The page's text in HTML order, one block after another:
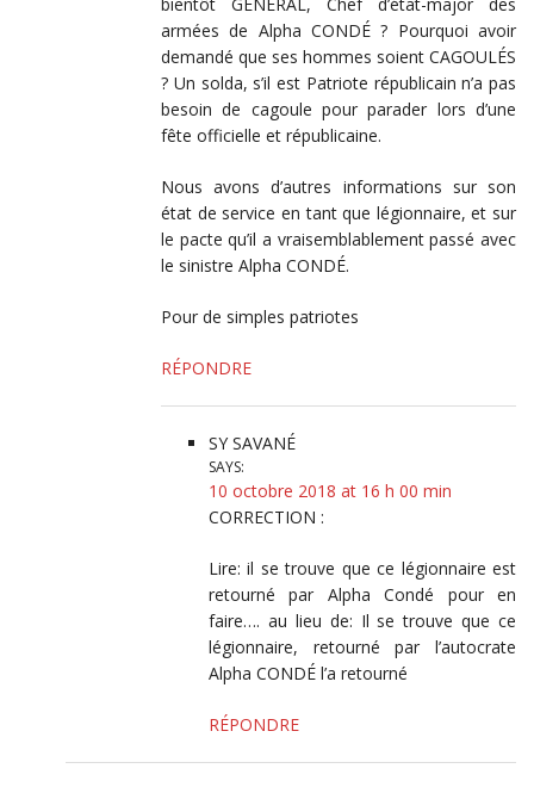
armées de Alpha CONDÉ ? Pourquoi avoir
demandé que ses hommes soient CAGOULÉS
? Un solda, s’il est Patriote républicain n’a pas
besoin de cagoule pour parader lors d’une
fête officielle et républicaine.
Nous avons d’autres informations sur son
état de service en tant que légionnaire, et sur
le pacte qu’il a vraisemblablement passé avec
le sinistre Alpha CONDÉ.
Pour de simples patriotes
RÉPONDRE
SY SAVANÉ
SAYS:
10 octobre 2018 at 16 h 00 min
CORRECTION :
Lire: il se trouve que ce légionnaire est
retourné par Alpha Condé pour en
faire…. au lieu de: Il se trouve que ce
légionnaire, retourné par l’autocrate
Alpha CONDÉ l’a retourné
RÉPONDRE